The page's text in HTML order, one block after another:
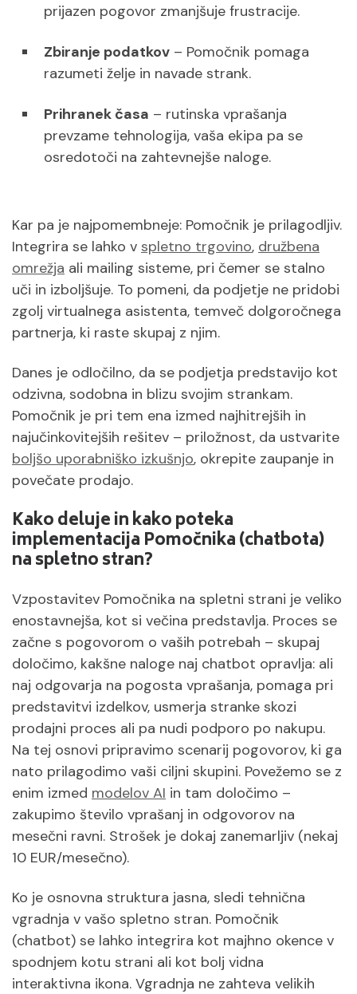
prijazen pogovor zmanjšuje frustracije.
Zbiranje podatkov – Pomočnik pomaga
razumeti želje in navade strank.
Prihranek časa – rutinska vprašanja
prevzame tehnologija, vaša ekipa pa se
osredotoči na zahtevnejše naloge.
Kar pa je najpomembneje: Pomočnik je prilagodljiv.
Integrira se lahko v spletno trgovino, družbena
omrežja ali mailing sisteme, pri čemer se stalno
uči in izboljšuje. To pomeni, da podjetje ne pridobi
zgolj virtualnega asistenta, temveč dolgoročnega
partnerja, ki raste skupaj z njim.
Danes je odločilno, da se podjetja predstavijo kot
odzivna, sodobna in blizu svojim strankam.
Pomočnik je pri tem ena izmed najhitrejših in
najučinkovitejših rešitev – priložnost, da ustvarite
boljšo uporabniško izkušnjo, okrepite zaupanje in
povečate prodajo.
Kako deluje in kako poteka
implementacija Pomočnika (chatbota)
na spletno stran?
Vzpostavitev Pomočnika na spletni strani je veliko
enostavnejša, kot si večina predstavlja. Proces se
začne s pogovorom o vaših potrebah – skupaj
določimo, kakšne naloge naj chatbot opravlja: ali
naj odgovarja na pogosta vprašanja, pomaga pri
predstavitvi izdelkov, usmerja stranke skozi
prodajni proces ali pa nudi podporo po nakupu.
Na tej osnovi pripravimo scenarij pogovorov, ki ga
nato prilagodimo vaši ciljni skupini. Povežemo se z
enim izmed modelov AI in tam določimo –
zakupimo število vprašanj in odgovorov na
mesečni ravni. Strošek je dokaj zanemarljiv (nekaj
10 EUR/mesečno).
Ko je osnovna struktura jasna, sledi tehnična
vgradnja v vašo spletno stran. Pomočnik
(chatbot) se lahko integrira kot majhno okence v
spodnjem kotu strani ali kot bolj vidna
interaktivna ikona. Vgradnja ne zahteva velikih